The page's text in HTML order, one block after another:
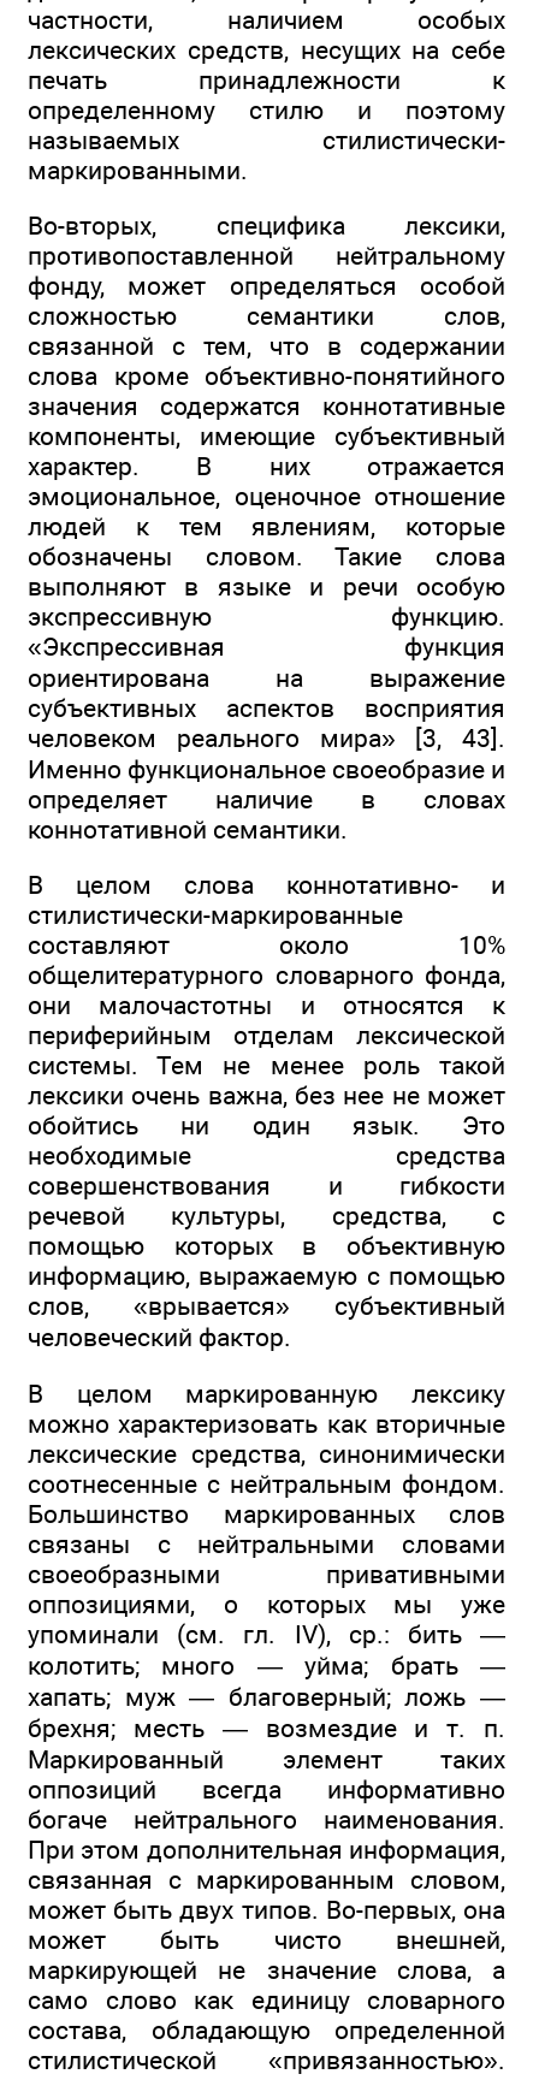
частности, наличием особых
лексических средств, несущих на себе
печать принадлежности к
определенному стилю и поэтому
называемых стилистически-
маркированными.
Во-вторых, специфика лексики,
противопоставленной нейтральному
фонду, может определяться особой
сложностью семантики слов,
связанной с тем, что в содержании
слова кроме объективно-понятийного
значения содержатся коннотативные
компоненты, имеющие субъективный
характер. В них отражается
эмоциональное, оценочное отношение
людей к тем явлениям, которые
обозначены словом. Такие слова
выполняют в языке и речи особую
экспрессивную функцию.
«Экспрессивная функция
ориентирована на выражение
субъективных аспектов восприятия
человеком реального мира» [3, 43].
Именно функциональное своеобразие и
определяет наличие в словах
коннотативной семантики.
В целом слова коннотативно- и
стилистически-маркированные
составляют около 10%
общелитературного словарного фонда,
они малочастотны и относятся к
периферийным отделам лексической
системы. Тем не менее роль такой
лексики очень важна, без нее не может
обойтись ни один язык. Это
необходимые средства
совершенствования и гибкости
речевой культуры, средства, с
помощью которых в объективную
информацию, выражаемую с помощью
слов, «врывается» субъективный
человеческий фактор.
В целом маркированную лексику
можно характеризовать как вторичные
лексические средства, синонимически
соотнесенные с нейтральным фондом.
Большинство маркированных слов
связаны с нейтральными словами
своеобразными привативными
оппозициями, о которых мы уже
упоминали (см. гл. IV), ср.: бить —
колотить; много — уйма; брать —
хапать; муж — благоверный; ложь —
брехня; месть — возмездие и т. п.
Маркированный элемент таких
оппозиций всегда информативно
богаче нейтрального наименования.
При этом дополнительная информация,
связанная с маркированным словом,
может быть двух типов. Во-первых, она
может быть чисто внешней,
маркирующей не значение слова, а
само слово как единицу словарного
состава, обладающую определенной
стилистической «привязанностью».